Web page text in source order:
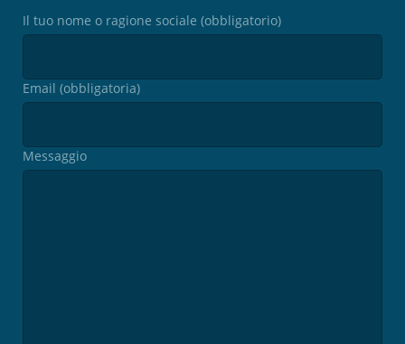
Il tuo nome o ragione sociale (obbligatorio)
Email (obbligatoria)
Messaggio